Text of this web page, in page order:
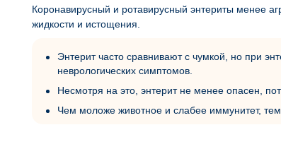
Коронавирусный и ротавирусный энтериты менее
жидкости и истощения.
Энтерит часто сравнивают с чумкой, но при
неврологических симптомов.
Несмотря на это, энтерит не менее опасен,
Чем моложе животное и слабее иммунитет,